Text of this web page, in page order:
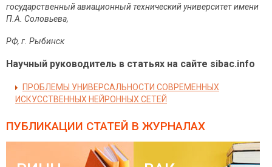
государственный авиационный технический университет имени
П.А. Соловьева,
РФ, г. Рыбинск
Научный руководитель в статьях на сайте sibac.info
ПРОБЛЕМЫ УНИВЕРСАЛЬНОСТИ СОВРЕМЕННЫХ
ИСКУССТВЕННЫХ НЕЙРОННЫХ СЕТЕЙ
ПУБЛИКАЦИИ СТАТЕЙ В ЖУРНАЛАХ